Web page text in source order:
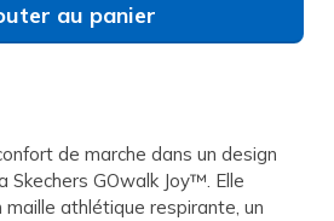
au panier
de marche dans un design
Skechers GOwalk Joy™. Elle
athlétique respirante, un